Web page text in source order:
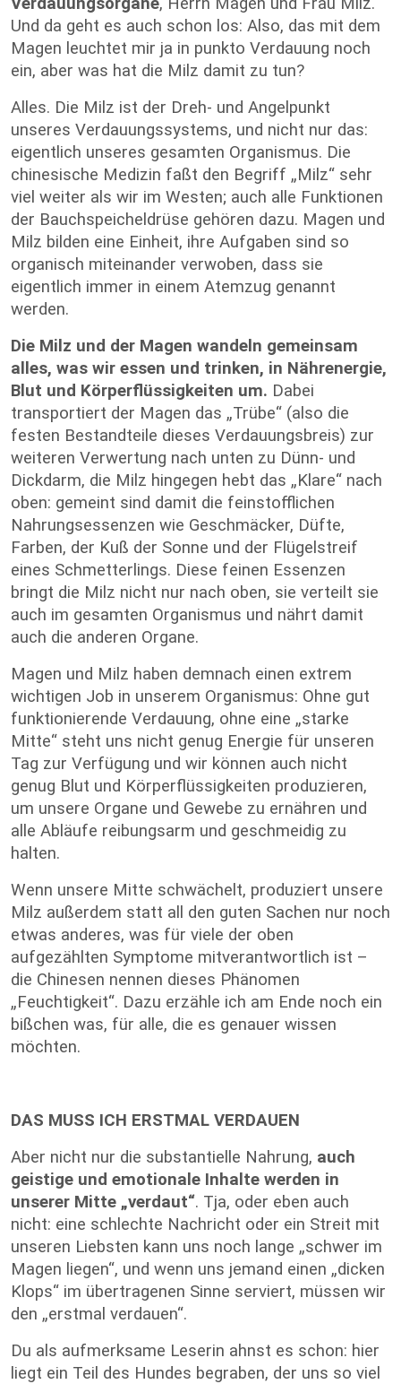
Und da geht es auch schon los: Also, das mit dem
Magen leuchtet mir ja in punkto Verdauung noch
ein, aber was hat die Milz damit zu tun?
Alles. Die Milz ist der Dreh- und Angelpunkt
unseres Verdauungssystems, und nicht nur das:
eigentlich unseres gesamten Organismus. Die
chinesische Medizin faßt den Begriff „Milz“ sehr
viel weiter als wir im Westen; auch alle Funktionen
der Bauchspeicheldrüse gehören dazu. Magen und
Milz bilden eine Einheit, ihre Aufgaben sind so
organisch miteinander verwoben, dass sie
eigentlich immer in einem Atemzug genannt
werden.
Die Milz und der Magen wandeln gemeinsam
alles, was wir essen und trinken, in Nährenergie,
Blut und Körperflüssigkeiten um. Dabei
transportiert der Magen das „Trübe“ (also die
festen Bestandteile dieses Verdauungsbreis) zur
weiteren Verwertung nach unten zu Dünn- und
Dickdarm, die Milz hingegen hebt das „Klare“ nach
oben: gemeint sind damit die feinstofflichen
Nahrungsessenzen wie Geschmäcker, Düfte,
Farben, der Kuß der Sonne und der Flügelstreif
eines Schmetterlings. Diese feinen Essenzen
bringt die Milz nicht nur nach oben, sie verteilt sie
auch im gesamten Organismus und nährt damit
auch die anderen Organe.
Magen und Milz haben demnach einen extrem
wichtigen Job in unserem Organismus: Ohne gut
funktionierende Verdauung, ohne eine „starke
Mitte“ steht uns nicht genug Energie für unseren
Tag zur Verfügung und wir können auch nicht
genug Blut und Körperflüssigkeiten produzieren,
um unsere Organe und Gewebe zu ernähren und
alle Abläufe reibungsarm und geschmeidig zu
halten.
Wenn unsere Mitte schwächelt, produziert unsere
Milz außerdem statt all den guten Sachen nur noch
etwas anderes, was für viele der oben
aufgezählten Symptome mitverantwortlich ist –
die Chinesen nennen dieses Phänomen
„Feuchtigkeit“. Dazu erzähle ich am Ende noch ein
bißchen was, für alle, die es genauer wissen
möchten.
DAS MUSS ICH ERSTMAL VERDAUEN
Aber nicht nur die substantielle Nahrung, auch
geistige und emotionale Inhalte werden in
unserer Mitte „verdaut“. Tja, oder eben auch
nicht: eine schlechte Nachricht oder ein Streit mit
unseren Liebsten kann uns noch lange „schwer im
Magen liegen“, und wenn uns jemand einen „dicken
Klops“ im übertragenen Sinne serviert, müssen wir
den „erstmal verdauen“.
Du als aufmerksame Leserin ahnst es schon: hier
liegt ein Teil des Hundes begraben, der uns so viel